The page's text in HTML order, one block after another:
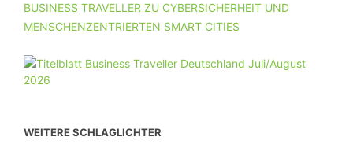
BUSINESS TRAVELLER ZU CYBERSICHERHEIT UND
MENSCHENZENTRIERTEN SMART CITIES
WEITERE SCHLAGLICHTER